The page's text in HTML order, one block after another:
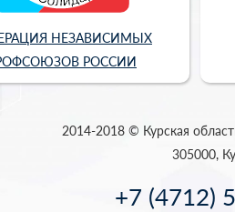
НЕЗАВИСИМЫХ
РОССИИ
2014-2018 © Курская
305000,
+7 (4712)